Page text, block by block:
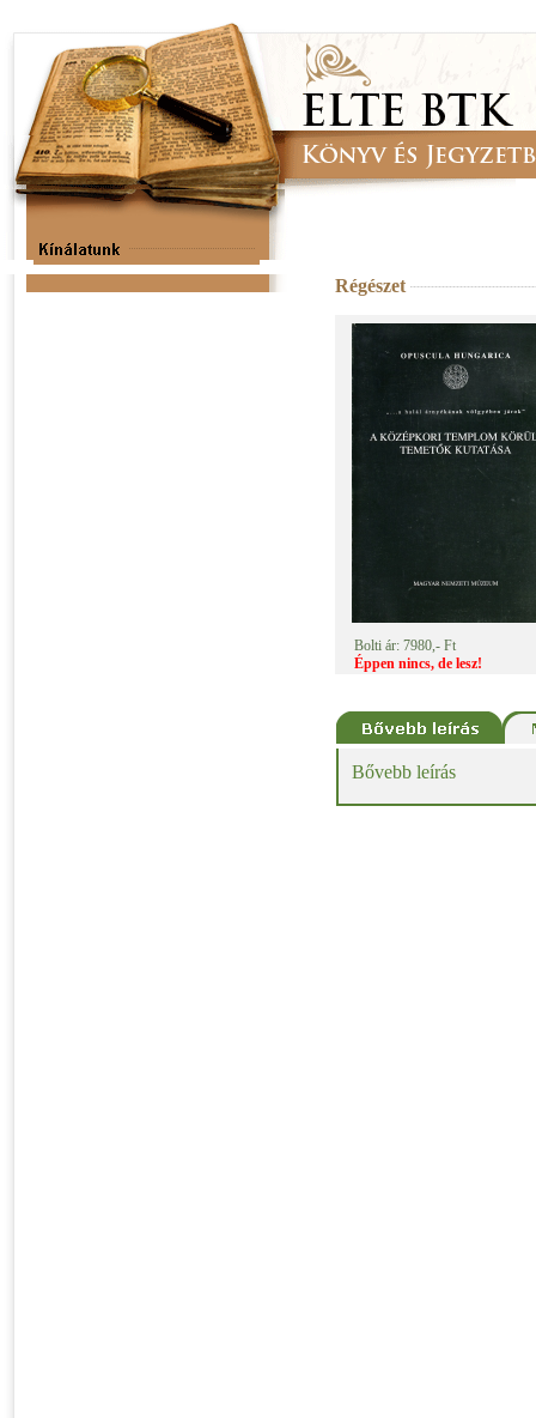
Régészet
Bolti ár: 7980,- Ft
Éppen nincs, de lesz!
Bővebb leírás